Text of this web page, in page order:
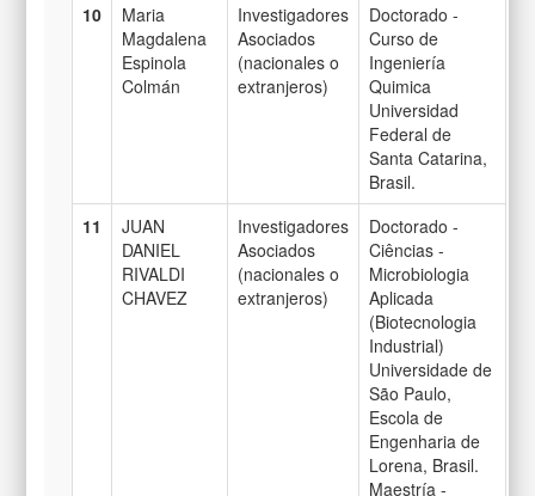
10
Maria
Magdalena
Espinola
Colmán
Investigadores
Asociados
(nacionales o
extranjeros)
Doctorado -
Curso de
Ingeniería
Quimica
Universidad
Federal de
Santa Catarina,
Brasil.
11
JUAN
DANIEL
RIVALDI
CHAVEZ
Investigadores
Asociados
(nacionales o
extranjeros)
Doctorado -
Ciências -
Microbiologia
Aplicada
(Biotecnologia
Industrial)
Universidade de
São Paulo,
Escola de
Engenharia de
Lorena, Brasil.
Maestría -